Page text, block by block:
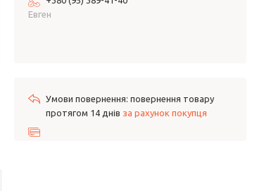
Евген
повернення товару
протягом 14 днів за рахунок покупця